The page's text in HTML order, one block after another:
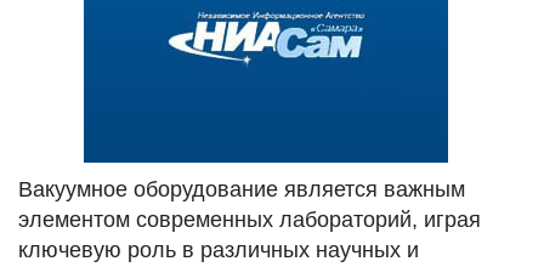
Вакуумное оборудование является важным
элементом современных лабораторий, играя
ключевую роль в различных научных и